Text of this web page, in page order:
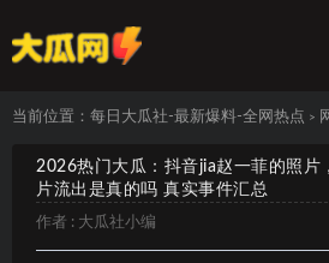
当前位置： 每日大瓜社-最新爆料-全网热点 >
2026热门大瓜：抖音jia赵一菲的照片
片流出是真的吗 真实事件汇总
作者 : 大瓜社小编